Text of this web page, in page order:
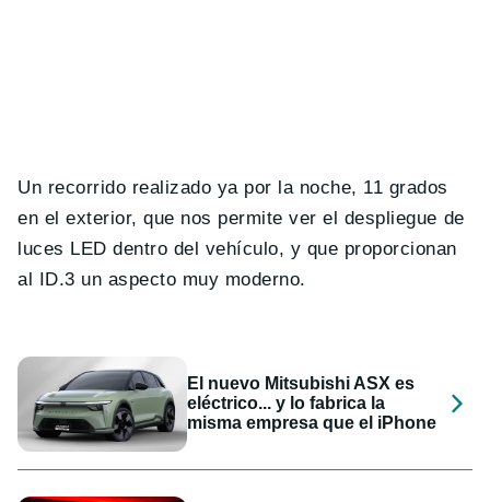
Un recorrido realizado ya por la noche, 11 grados
en el exterior, que nos permite ver el despliegue de
luces LED dentro del vehículo, y que proporcionan
al ID.3 un aspecto muy moderno.
El nuevo Mitsubishi ASX es
eléctrico... y lo fabrica la
misma empresa que el iPhone